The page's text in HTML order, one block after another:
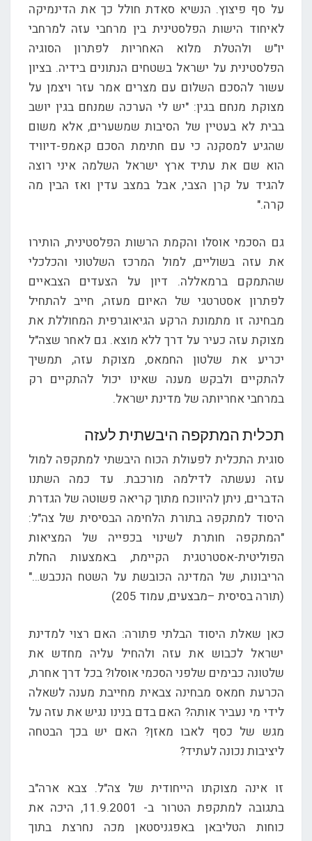
על סף פיצוץ. הנשיא סאדת חולל כך את הדינמיקה
לאיחוד הישות הפלסטינית בין מרחבי עזה למרחבי
יו"ש ולהטלת מלוא האחריות לפתרון הסוגיה
הפלסטינית על ישראל בשטחים הנתונים בידיה. בציון
עשור להסכם השלום עם מצרים אמר עזר ויצמן על
מצוקת מנחם בגין: "יש לי הערכה שמנחם בגין יושב
בבית לא בעטיין של הסיבות שמשערים, אלא משום
שהגיע למסקנה כי עם חתימת הסכם קאמפ-דיוויד
הוא שם את עתיד ארץ ישראל השלמה איני רוצה
להגיד על קרן הצבי, אבל במצב עדין ואז הבין מה
קרה."
גם הסכמי אוסלו והקמת הרשות הפלסטינית, הותירו
את עזה בשוליים, למול המרכז השלטוני והכלכלי
שהתמקם ברמאללה. דיון על הצעדים הצבאיים
לפתרון אסטרטגי של האיום מעזה, חייב להתחיל
מבחינה זו מתמונת הרקע הגיאוגרפית המחוללת את
מצוקת עזה כעיר על דרך ללא מוצא. גם לאחר שצה"ל
יכריע את שלטון החמאס, מצוקת עזה, תמשיך
להתקיים ולבקש מענה שאינו יכול להתקיים רק
במרחבי אחריותה של מדינת ישראל.
תכלית המתקפה היבשתית לעזה
סוגית התכלית לפעולת הכוח היבשתי למתקפה למול
עזה נעשתה לדילמה מורכבת. עד כמה השתנו
הדברים, ניתן להיווכח מתוך קריאה פשוטה של הגדרת
היסוד למתקפה בתורת הלחימה הבסיסית של צה"ל:
"המתקפה חותרת לשינוי בכפייה של המציאות
הפוליטית-אסטרטגית הקיימת, באמצעות החלת
הריבונות, של המדינה הכובשת על השטח הנכבש…"
(תורה בסיסית –מבצעים, עמוד 205)
כאן שאלת היסוד הבלתי פתורה: האם רצוי למדינת
ישראל לכבוש את עזה ולהחיל עליה מחדש את
שלטונה כבימים שלפני הסכמי אוסלו? בכל דרך אחרת,
הכרעת חמאס מבחינה צבאית מחייבת מענה לשאלה
לידי מי נעביר אותה? האם בדם בנינו נגיש את עזה על
מגש של כסף לאבו מאזן? האם יש בכך הבטחה
ליציבות נכונה לעתיד?
זו אינה מצוקתו הייחודית של צה"ל. צבא ארה"ב
בתגובה למתקפת הטרור ב- 11.9.2001, היכה את
כוחות הטליבאן באפגניסטאן מכה נחרצת בתוך